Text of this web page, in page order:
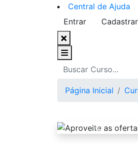
Central de Ajuda
Entrar
Cadastrar
Página Inicial